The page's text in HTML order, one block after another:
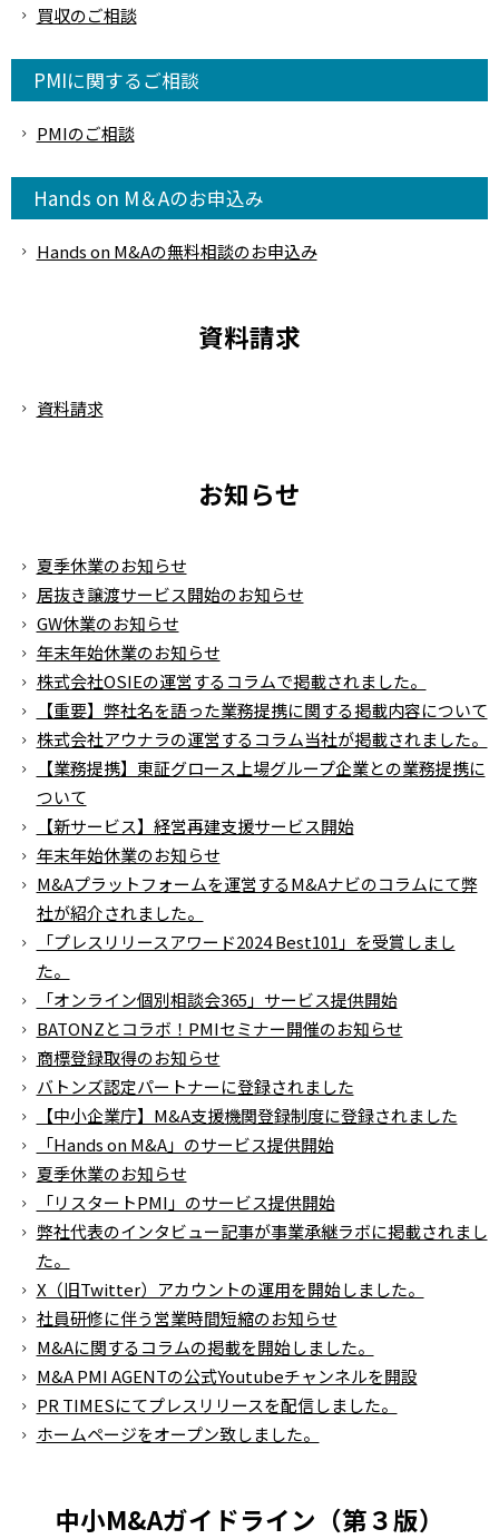
買収のご相談
PMIに関するご相談
PMIのご相談
Hands on M＆Aのお申込み
Hands on M&Aの無料相談のお申込み
資料請求
資料請求
お知らせ
夏季休業のお知らせ
居抜き譲渡サービス開始のお知らせ
GW休業のお知らせ
年末年始休業のお知らせ
株式会社OSIEの運営するコラムで掲載されました。
【重要】弊社名を語った業務提携に関する掲載内容について
株式会社アウナラの運営するコラム当社が掲載されました。
【業務提携】東証グロース上場グループ企業との業務提携に
ついて
【新サービス】経営再建支援サービス開始
年末年始休業のお知らせ
M&Aプラットフォームを運営するM&Aナビのコラムにて弊
社が紹介されました。
「プレスリリースアワード2024 Best101」を受賞しまし
た。
「オンライン個別相談会365」サービス提供開始
BATONZとコラボ！PMIセミナー開催のお知らせ
商標登録取得のお知らせ
バトンズ認定パートナーに登録されました
【中小企業庁】M&A支援機関登録制度に登録されました
「Hands on M&A」のサービス提供開始
夏季休業のお知らせ
「リスタートPMI」のサービス提供開始
弊社代表のインタビュー記事が事業承継ラボに掲載されまし
た。
X（旧Twitter）アカウントの運用を開始しました。
社員研修に伴う営業時間短縮のお知らせ
M&Aに関するコラムの掲載を開始しました。
M&A PMI AGENTの公式Youtubeチャンネルを開設
PR TIMESにてプレスリリースを配信しました。
ホームページをオープン致しました。
中小M&Aガイドライン（第３版）